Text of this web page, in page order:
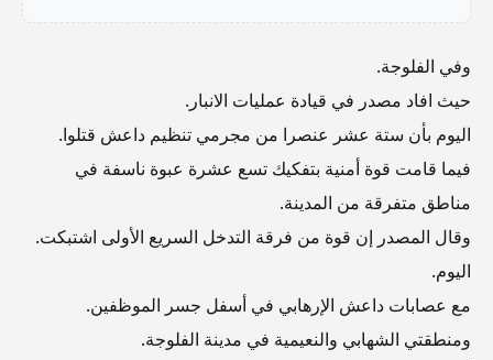
وفي الفلوجة.
حيث افاد مصدر في قيادة عمليات الانبار.
اليوم بأن ستة عشر عنصرا من مجرمي تنظيم داعش قتلوا.
فيما قامت قوة أمنية بتفكيك تسع عشرة عبوة ناسفة في
مناطق متفرقة من المدينة.
وقال المصدر إن قوة من فرقة التدخل السريع الأولى اشتبكت.
اليوم.
مع عصابات داعش الإرهابي في أسفل جسر الموظفين.
ومنطقتي الشهابي والنعيمية في مدينة الفلوجة.